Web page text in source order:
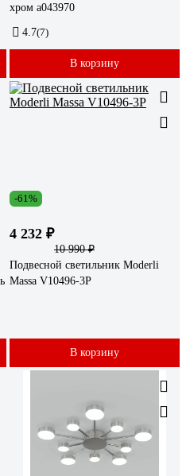
хром a043970
4.7(7)
В корзину
-61%
4 232 ₽
10 990 ₽
Подвесной светильник Moderli
Massa V10496-3P
В корзину